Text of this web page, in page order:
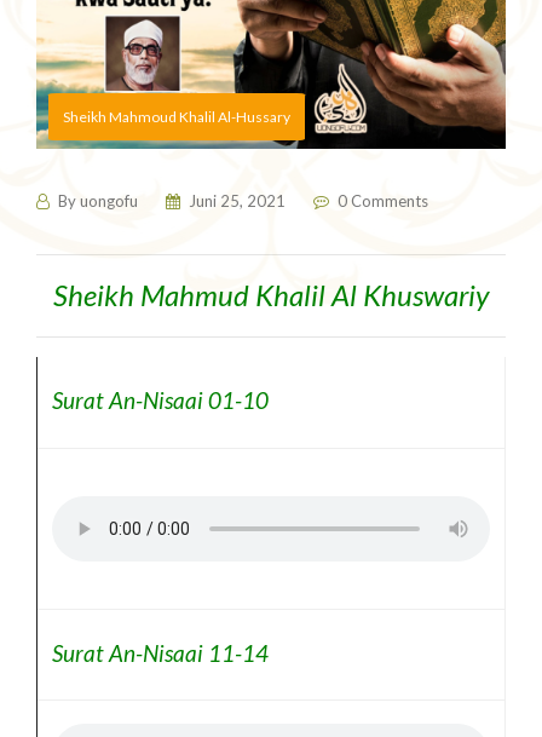
Sheikh Mahmoud Khalil Al-Hussary
Byuongofu Juni 25, 2021 0 Comments
Sheikh Mahmud Khalil Al Khuswariy
Surat An-Nisaai 01-10
Surat An-Nisaai 11-14